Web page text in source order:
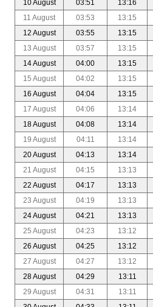
10 August
03:51 13:16
11 August
03:53 13:15
12 August
03:55 13:15
13 August
03:57 13:15
14 August
04:00 13:15
15 August
04:02 13:15
16 August
04:04 13:15
17 August
04:06 13:14
18 August
04:08 13:14
19 August
04:11 13:14
20 August
04:13 13:14
21 August
04:15 13:13
22 August
04:17 13:13
23 August
04:19 13:13
24 August
04:21 13:13
25 August
04:23 13:12
26 August
04:25 13:12
27 August
04:27 13:12
28 August
04:29 13:11
29 August
04:31 13:11